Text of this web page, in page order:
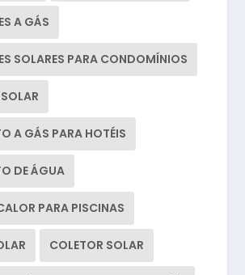
A GÁS
SOLARES PARA CONDOMÍNIOS
A GÁS PARA HOTÉIS
DE ÁGUA
PARA PISCINAS
COLETOR SOLAR